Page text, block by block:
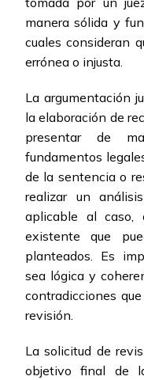
manera sólida y
cuales consideran
errónea o injusta.
La argumentación
la elaboración de
presentar de
fundamentos
de la sentencia o
realizar un
aplicable al caso,
existente que
planteados. Es
sea lógica y
contradicciones
revisión.
La solicitud de
objetivo final de